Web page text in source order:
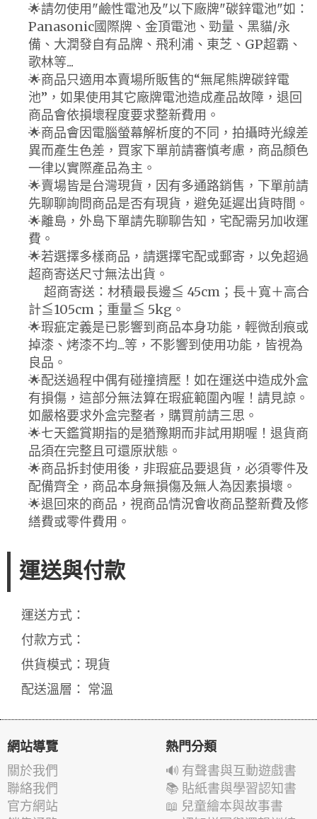
🌟請勿使用"鹼性電池及"以下廠牌"碳鋅電池"如：
Panasonic國際牌、金頂電池、勁量、黑貓/永
備、大潤發自有品牌、飛利浦、東芝、GP超霸、
歌林等...
🌟商品只適用本賣場所販售的“無尾熊牌碳鋅電
池”，如果使用其它廠牌電池造成產品故障，退回
商品會依損壞程度要求整新費用。
🌟商品會因電腦螢幕解析度的不同，拍攝時光線差
異而產生色差，買家下單前請審慎考慮，商品顏色
一律以實際產品為主。
🌟賣場皆是台灣現貨，因有多通路銷售，下單前請
先聊聊詢問商品是否有現貨，避免延遲出貨時間。
🌟離島，外島下單請先聊聊告知，宅配需另加收運
費。
🌟若選擇多樣商品，請選擇宅配或郵寄，以免超過
超商寄送尺寸無法出貨。
超商寄送：材積最長邊≦ 45cm；長＋寬＋高合
計≦105cm；重量≦ 5kg。
🌟瑕疵定義是已影響到商品本身功能，輕微刮痕或
掉漆、烤漆不均...等，不影響到使用功能，皆視為
良品。
🌟配送過程中偶有碰撞擠壓！如在運送中造成外盒
有損傷，這部分無法算在瑕疵範圍內喔！請見諒。
如嚴格要求外盒完整者，購買前請三思。
🌟七天鑑賞期指的是猶豫期而非試用期喔！退貨商
品須在完整且可還原狀態。
🌟商品拆封使用後，非瑕疵品要退貨，必須零件及
配備齊全，商品本身無損傷及無人為因素損壞。
🌟退回來的商品，視商品情況會收商品整新費及修
繕費或零件費用。
運送與付款
運送方式：
付款方式：
供貨模式：現貨
配送溫層： 常溫
網站導覽
關於我們
聯絡我們
官方網站
熱門分類
🔊 有聲書與互動遊戲書
📚 貼紙書與學習認知書
📖 兒童繪本與故事書